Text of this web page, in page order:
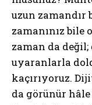
uzun zamandır
zamanınız bile
zaman da
uyaranlarla
kaçırıyoruz.
da görünür